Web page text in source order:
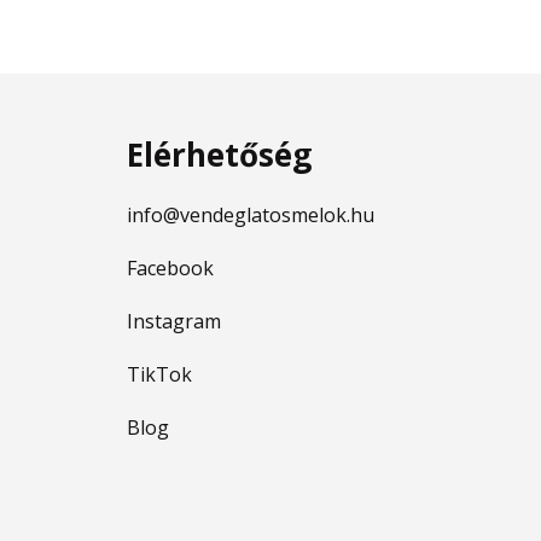
Elérhetőség
info@vendeglatosmelok.hu
Facebook
Instagram
TikTok
Blog